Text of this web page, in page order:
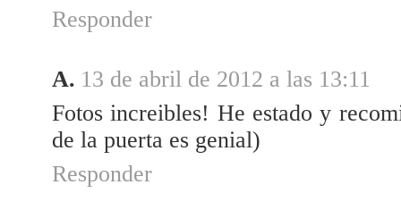
Responder
A. 13 de abril de 2012 a las 13:11
Fotos increibles! He estado y
de la puerta es genial)
Responder